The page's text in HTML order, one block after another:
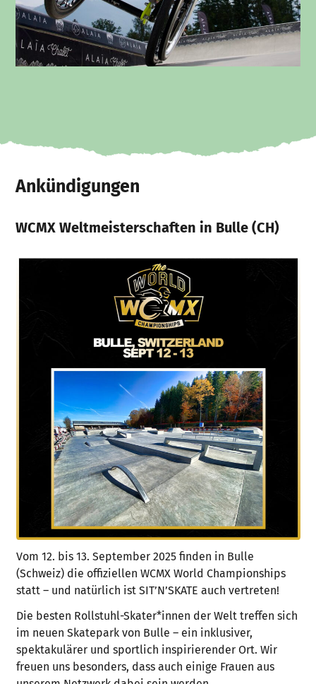
Ankündigungen
WCMX Weltmeisterschaften in Bulle (CH)
Vom 12. bis 13. September 2025 finden in Bulle
(Schweiz) die offiziellen WCMX World Championships
statt – und natürlich ist SIT’N’SKATE auch vertreten!
Die besten Rollstuhl-Skater*innen der Welt treffen sich
im neuen Skatepark von Bulle – ein inklusiver,
spektakulärer und sportlich inspirierender Ort. Wir
freuen uns besonders, dass auch einige Frauen aus